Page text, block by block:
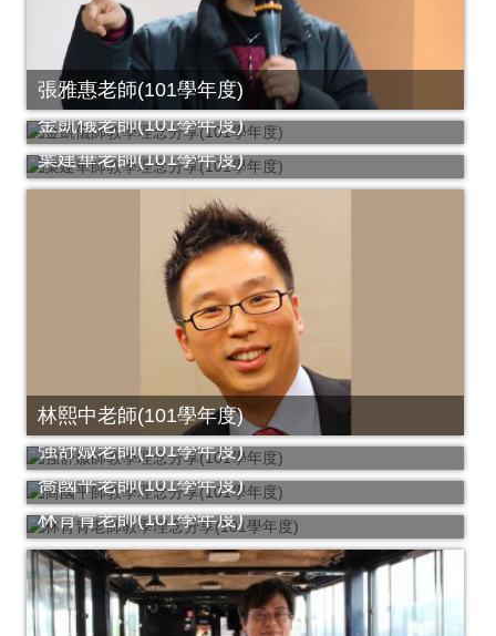
張雅惠老師(101學年度)
金凱儀老師(101學年度)
葉建華老師(101學年度)
林熙中老師(101學年度)
強舒媺老師(101學年度)
喬國平老師(101學年度)
林育青老師(101學年度)